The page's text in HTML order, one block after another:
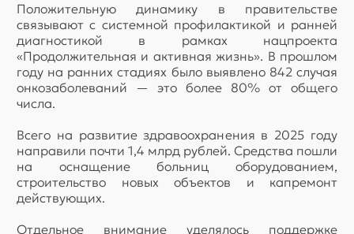
Положительную динамику в правительстве
связывают с системной профилактикой и ранней
диагностикой в рамках нацпроекта
«Продолжительная и активная жизнь». В прошлом
году на ранних стадиях было выявлено 842 случая
онкозаболеваний — это более 80% от общего
числа.
Всего на развитие здравоохранения в 2025 году
направили почти 1,4 млрд рублей. Средства пошли
на оснащение больниц оборудованием,
строительство новых объектов и капремонт
действующих.
Отдельное внимание уделялось поддержке